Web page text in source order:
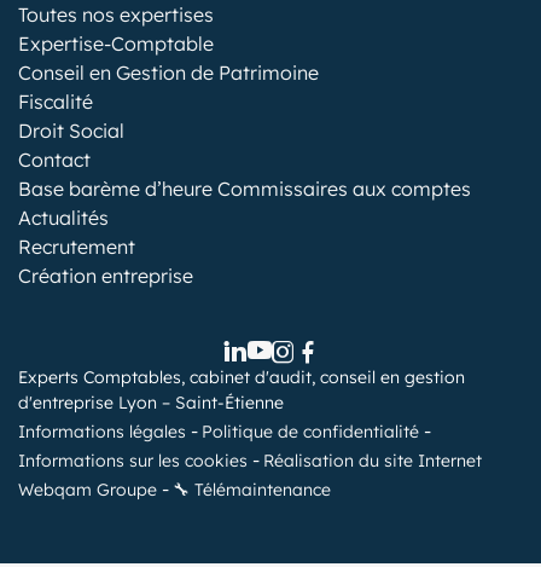
Toutes nos expertises
Expertise-Comptable
Conseil en Gestion de Patrimoine
Fiscalité
Droit Social
Contact
Base barème d’heure Commissaires aux comptes
Actualités
Recrutement
Création entreprise
Experts Comptables, cabinet d'audit, conseil en gestion
d'entreprise Lyon – Saint-Étienne
Informations légales
Politique de confidentialité
Informations sur les cookies
Réalisation du site Internet
Webqam Groupe
🔧 Télémaintenance